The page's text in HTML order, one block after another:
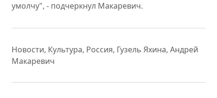
умолчу", - подчеркнул Макаревич.
Новости, Культура, Россия, Гузель Яхина, Андрей
Макаревич